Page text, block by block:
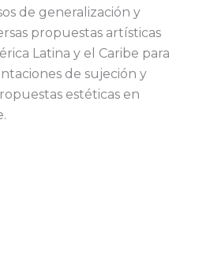
de generalización y
propuestas artísticas
Latina y el Caribe para
de sujeción y
estéticas en